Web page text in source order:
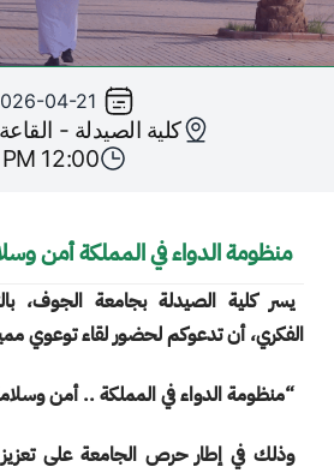
04-21
كلية الصيدلة -
12:00 PM
منظومة الدواء في المملكة أمن
يسر كلية الصيدلة بجامعة الجوف،
الفكري، أن تدعوكم لحضور لقاء توعوي
“منظومة الدواء في المملكة .. أمن
وذلك في إطار حرص الجامعة على